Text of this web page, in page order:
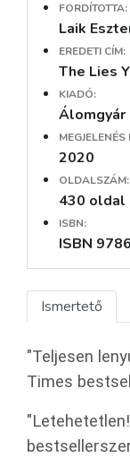
FORDÍTOTTA:
Laik
EREDETI CÍM:
The Lies
KIADÓ:
Álomgyár
MEGJELENÉS
2020
OLDALSZÁM:
430 oldal
ISBN:
ISBN
Ismertető
"Teljesen
Times